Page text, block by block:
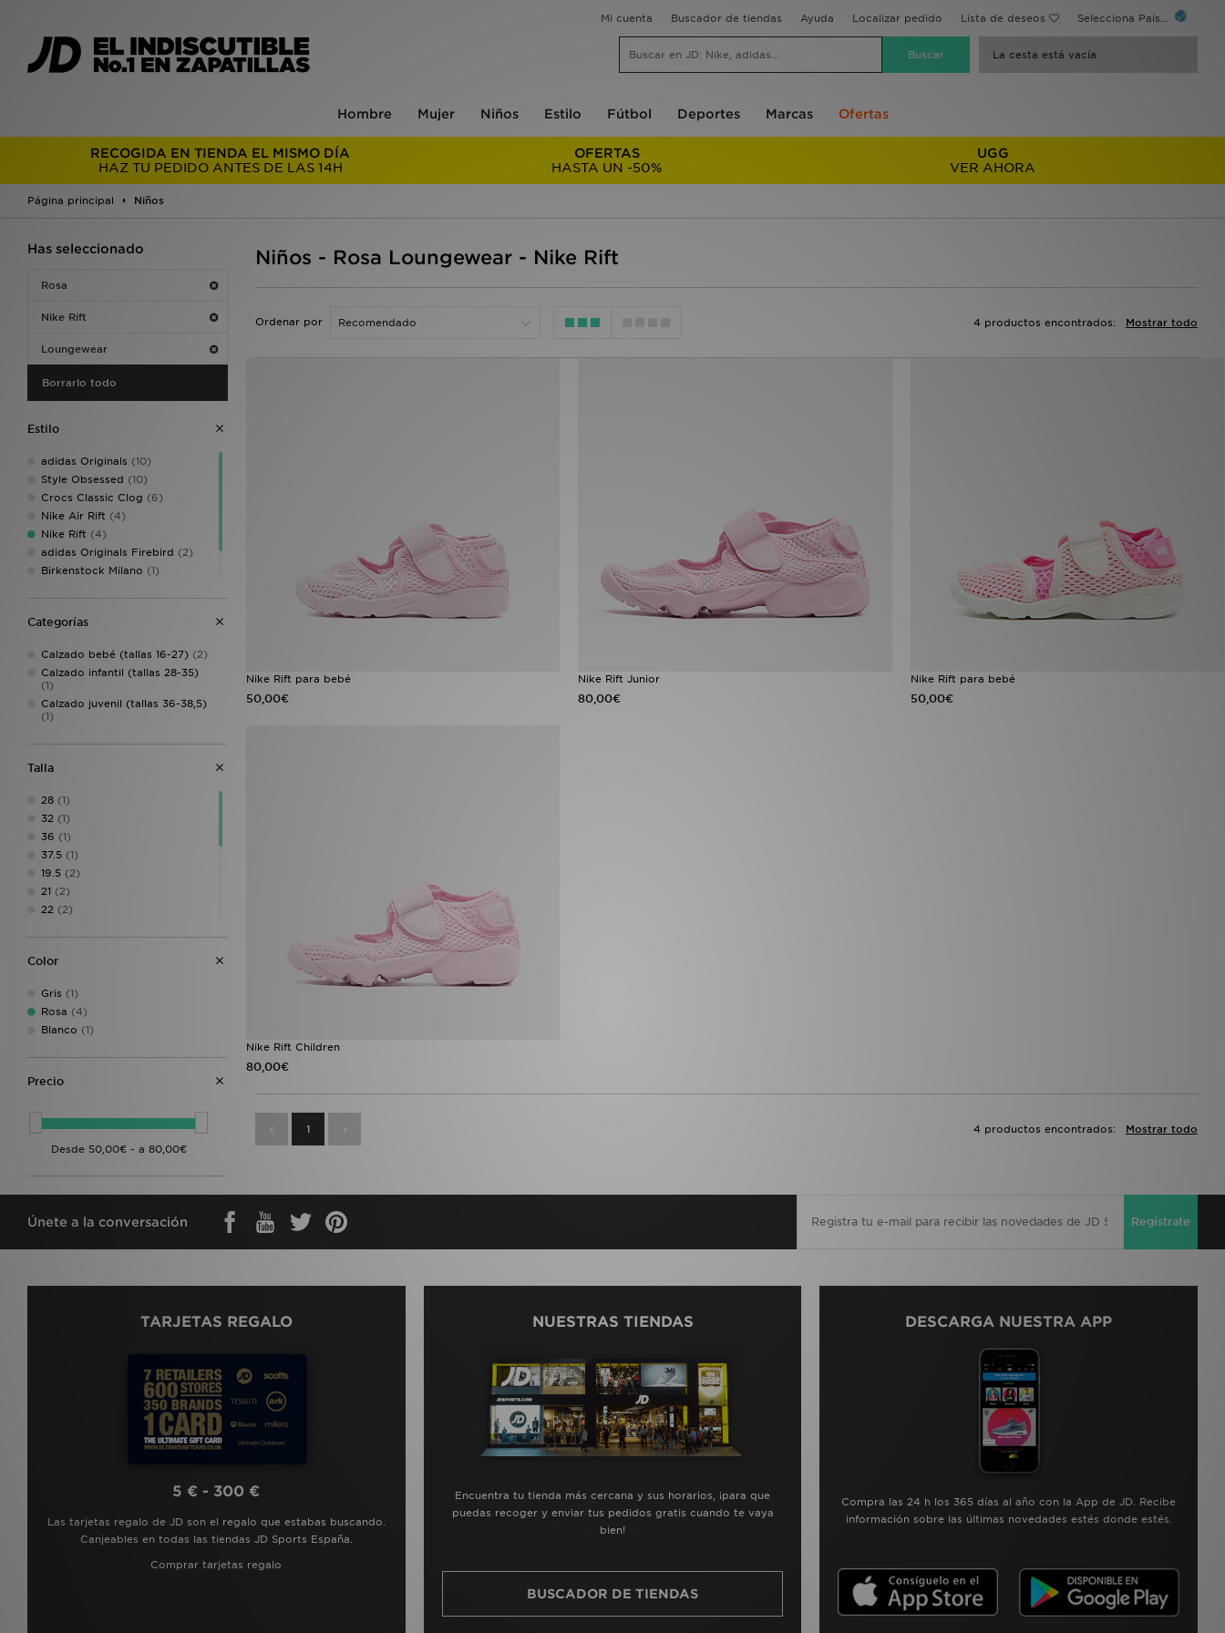
Mi cuenta Buscador de tiendas Ayuda Localizar pedido Lista de deseos Selecciona País...
La cesta está vacía
Hombre Mujer Niños Estilo Fútbol Deportes Marcas Ofertas
RECOGIDA EN TIENDA EL MISMO DÍA
HAZ TU PEDIDO ANTES DE LAS 14H
OFERTAS
HASTA UN -50%
UGG
VER AHORA
Página principal Niños
Has seleccionado
Rosa
Nike Rift
Loungewear
Borrarlo todo
Estilo
adidas Originals (10)
Style Obsessed (10)
Crocs Classic Clog (6)
Nike Air Rift (4)
Nike Rift (4)
adidas Originals Firebird (2)
Birkenstock Milano (1)
Categorías
Calzado bebé (tallas 16-27) (2)
Calzado infantil (tallas 28-35)
(1)
Calzado juvenil (tallas 36-38,5)
(1)
Talla
28 (1)
32 (1)
36 (1)
37.5 (1)
19.5 (2)
21 (2)
22 (2)
26(2)
29.5 (1)
31(1)
33.5(1)
35(1)
Color
Gris (1)
Rosa (4)
Blanco (1)
Precio
Niños - Rosa Loungewear - Nike Rift
Ordenar por Mostrar todo
4 productos encontrados:
Nike Rift para bebé
50,00€
Nike Rift Junior
80,00€
Nike Rift para bebé
50,00€
Nike Rift Children
80,00€
1 Mostrar todo
4 productos encontrados:
Únete a la conversación Regístrate
TARJETAS REGALO
5 € - 300 €
Las tarjetas regalo de JD son el regalo que estabas buscando.
Canjeables en todas las tiendas JD Sports España.
Comprar tarjetas regalo
NUESTRAS TIENDAS
Encuentra tu tienda más cercana y sus horarios, ¡para que
puedas recoger y enviar tus pedidos gratis cuando te vaya
bien!
BUSCADOR DE TIENDAS
DESCARGA NUESTRA APP
Compra las 24 h los 365 días al año con la App de JD. Recibe
información sobre las últimas novedades estés donde estés.